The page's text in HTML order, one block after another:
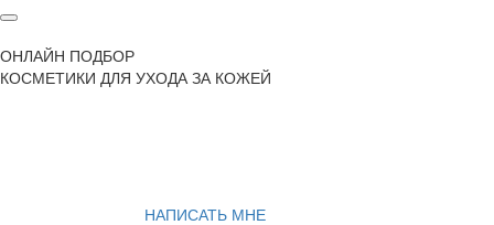
ОНЛАЙН ПОДБОР
КОСМЕТИКИ ДЛЯ УХОДА ЗА КОЖЕЙ
НАПИСАТЬ МНЕ